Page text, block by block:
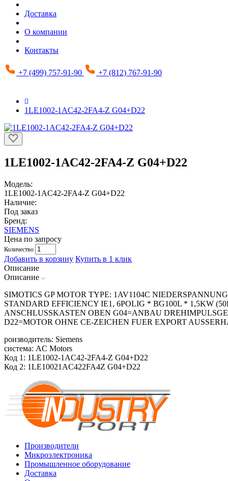
Доставка
О компании
Контакты
+7 (499) 757-91-90 +7 (812) 767-91-90
1LE1002-1AC42-2FA4-Z G04+D22
1LE1002-1AC42-2FA4-Z G04+D22
Модель:
1LE1002-1AC42-2FA4-Z G04+D22
Наличие:
Под заказ
Бренд:
SIEMENS
Цена по запросу
Количество
Добавить в корзину Купить в 1 клик
Описание
Описание
SIMOTICS GP MOTOR TYPE: 1AV1104C
STANDARD EFFICIENCY IE1, 6POLIG * BG100L * 1,5KW
ANSCHLUSSKASTEN OBEN G04=ANBAU
D22=MOTOR OHNE CE-ZEICHEN FUER EXPORT
роизводитель: Siemens
система: AC Motors
Код 1: 1LE1002-1AC42-2FA4-Z G04+D22
Код 2: 1LE10021AC422FA4Z G04+D22
Производители
Микроэлектроника
Промышленное оборудование
Доставка